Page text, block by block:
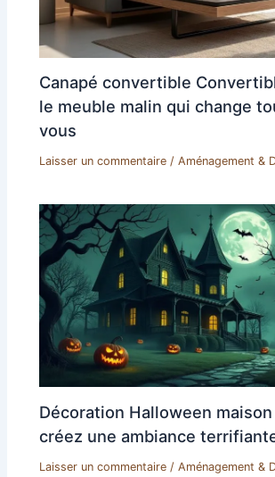
Canapé convertible
le meuble malin qui change
vous
Laisser un commentaire /Aménagement &
Décoration Halloween
créez une ambiance
Laisser un commentaire /Aménagement &